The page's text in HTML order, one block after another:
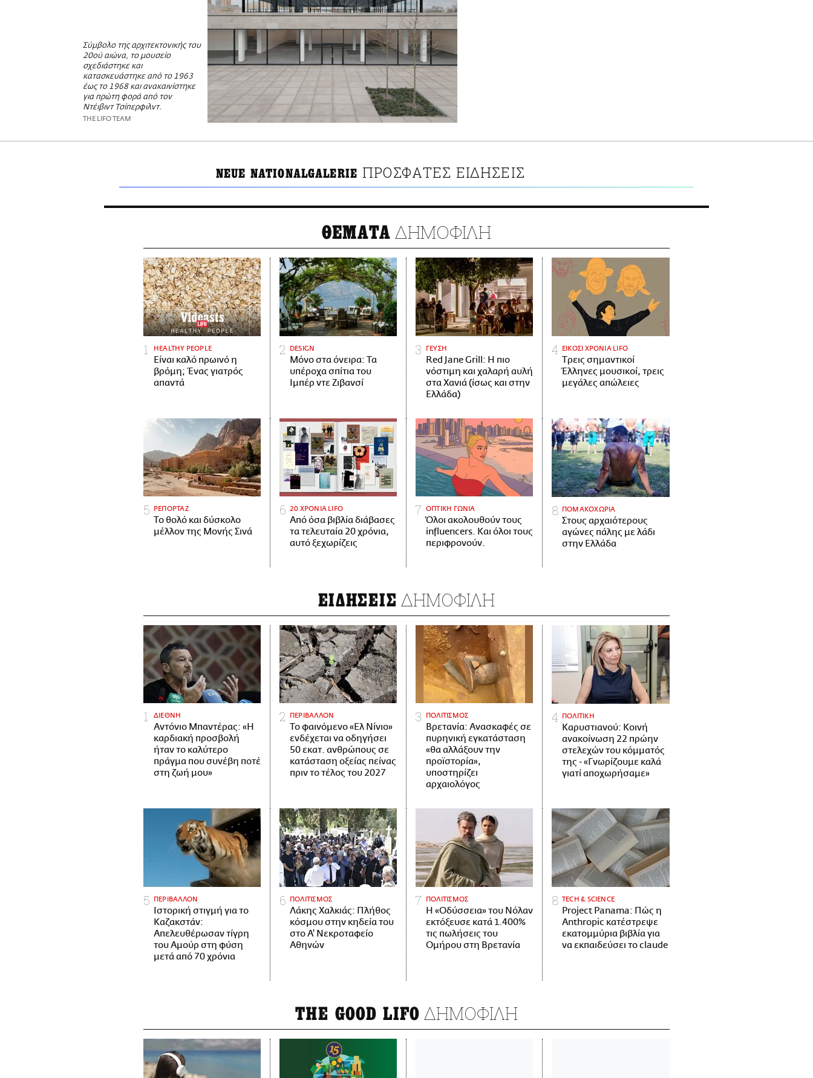
Σύμβολο της αρχιτεκτονικής του
20ού αιώνα, το μουσείο
σχεδιάστηκε και
κατασκευάστηκε από το 1963
έως το 1968 και ανακαινίστηκε
για πρώτη φορά από τον
Ντέιβιντ Τσίπερφιλντ.
THE LIFO TEAM
NEUE NATIONALGALERIE ΠΡΟΣΦΑΤΕΣ ΕΙΔΗΣΕΙΣ
ΘΕΜΑΤΑ ΔΗΜΟΦΙΛΗ
HEALTHY PEOPLE
Είναι καλό πρωινό η
βρόμη; Ένας γιατρός
απαντά
DESIGN
Μόνο στα όνειρα: Τα
υπέροχα σπίτια του
Ιμπέρ ντε Ζιβανσί
ΓΕΥΣΗ
Red Jane Grill: Η πιο
νόστιμη και χαλαρή αυλή
στα Χανιά (ίσως και στην
Ελλάδα)
ΕΙΚΟΣΙ ΧΡΟΝΙΑ LIFO
Tρεις σημαντικοί
Έλληνες μουσικοί, τρεις
μεγάλες απώλειες
ΡΕΠΟΡΤΑΖ
Το θολό και δύσκολο
μέλλον της Μονής Σινά
20 ΧΡΟΝΙΑ LIFO
Από όσα βιβλία διάβασες
τα τελευταία 20 χρόνια,
αυτό ξεχωρίζεις
ΟΠΤΙΚΗ ΓΩΝΙΑ
Όλοι ακολουθούν τους
influencers. Και όλοι τους
περιφρονούν.
ΠΟΜΑΚΟΧΩΡΙΑ
Στους αρχαιότερους
αγώνες πάλης με λάδι
στην Ελλάδα
ΕΙΔΗΣΕΙΣ ΔΗΜΟΦΙΛΗ
ΔΙΕΘΝΗ
Αντόνιο Μπαντέρας: «Η
καρδιακή προσβολή
ήταν το καλύτερο
πράγμα που συνέβη ποτέ
στη ζωή μου»
ΠΕΡΙΒΑΛΛΟΝ
Το φαινόμενο «Ελ Νίνιο»
ενδέχεται να οδηγήσει
50 εκατ. ανθρώπους σε
κατάσταση οξείας πείνας
πριν το τέλος του 2027
ΠΟΛΙΤΙΣΜΟΣ
Βρετανία: Ανασκαφές σε
πυρηνική εγκατάσταση
«θα αλλάξουν την
προϊστορία»,
υποστηρίζει
αρχαιολόγος
ΠΟΛΙΤΙΚΗ
Καρυστιανού: Κοινή
ανακοίνωση 22 πρώην
στελεχών του κόμματός
της - «Γνωρίζουμε καλά
γιατί αποχωρήσαμε»
ΠΕΡΙΒΑΛΛΟΝ
Ιστορική στιγμή για το
Καζακστάν:
Απελευθέρωσαν τίγρη
του Αμούρ στη φύση
μετά από 70 χρόνια
ΠΟΛΙΤΙΣΜΟΣ
Λάκης Χαλκιάς: Πλήθος
κόσμου στην κηδεία του
στο Α' Νεκροταφείο
Αθηνών
ΠΟΛΙΤΙΣΜΟΣ
Η «Οδύσσεια» του Νόλαν
εκτόξευσε κατά 1.400%
τις πωλήσεις του
Ομήρου στη Βρετανία
ΤECH & SCIENCE
Project Panama: Πώς η
Anthropic κατέστρεψε
εκατομμύρια βιβλία για
να εκπαιδεύσει το claude
THE GOOD LIFO ΔΗΜΟΦΙΛΗ